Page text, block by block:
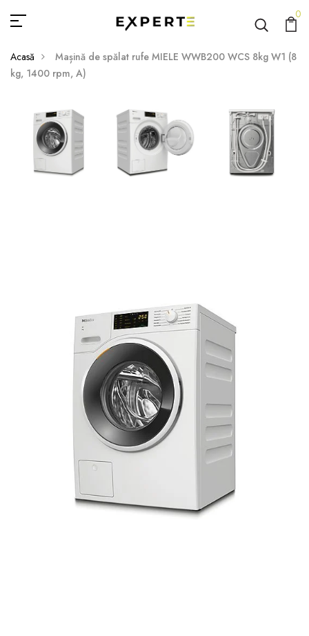
0
Acasă
Mașină de spălat rufe MIELE WWB200 WCS 8kg W1 (8
kg, 1400 rpm, A)